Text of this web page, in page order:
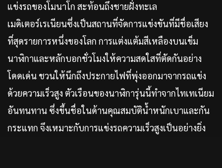
แข่งรถของโมนาโก สะท้อนถึงชายฝั่งทะเล
เมดิเตอร์เรเนียนซึ่งเป็นสถานที่จัดการแข่งขันที่มีชื่อเสียง
ที่สุดรายการหนึ่งของโลก การแต่งแต้มสีเหลืองบนเข็ม
นาฬิกาและหลักบอกชั่วโมงให้ความสดใสที่ตัดกันอย่าง
โดดเด่น ชวนให้นึกถึงประกายไฟที่พุ่งออกมาจากรถแข่ง
ด้วยความเร็วสูง ตัวเรือนของนาฬิการุ่นนี้ทำจากไทเทเนียม
อันทนทาน ซึ่งขึ้นชื่อในด้านคุณสมบัติน้ำหนักเบาและกัน
กระแทก จึงเหมาะกับการแข่งรถความเร็วสูงเป็นอย่างยิ่ง